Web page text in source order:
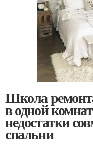
Школа
в одной
недостатки
спальни